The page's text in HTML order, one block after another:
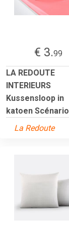
€ 3.99
LA REDOUTE
INTERIEURS
Kussensloop in
katoen Scénario
La Redoute